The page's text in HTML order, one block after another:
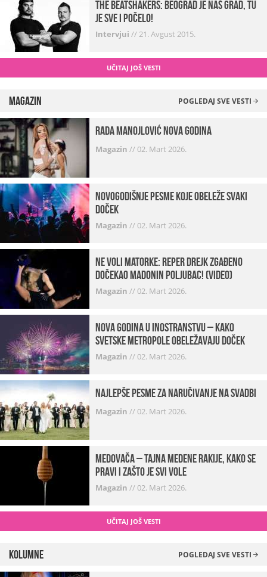
The Beatshakers: Beograd je naš grad, tu
je sve i počelo!
Intervjui //21. Avgust 2015.
UČITAJ JOŠ VESTI
Magazin POGLEDAJ SVE VESTI
Rada Manojlović Nova godina
Magazin //02. Mart 2026.
Novogodišnje pesme koje obeleže svaki
Doček
Magazin //02. Mart 2026.
Ne voli matorke: Reper Drejk zgađeno
dočekao Madonin poljubac! (VIDEO)
Magazin //02. Mart 2026.
Nova godina u inostranstvu – kako
svetske metropole obeležavaju doček
Magazin //02. Mart 2026.
Najlepše pesme za naručivanje na svadbi
Magazin //02. Mart 2026.
Medovača – tajna medene rakije, kako se
pravi i zašto je svi vole
Magazin //02. Mart 2026.
UČITAJ JOŠ VESTI
Kolumne POGLEDAJ SVE VESTI